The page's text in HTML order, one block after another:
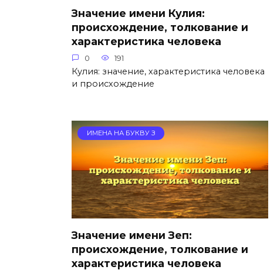
Значение имени Кулия:
происхождение, толкование и
характеристика человека
0 191
Кулия: значение, характеристика человека
и происхождение
ИМЕНА НА БУКВУ З
Значение имени Зеп:
происхождение, толкование и
характеристика человека